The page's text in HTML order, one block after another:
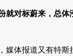
对标蔚来，总体
体报道又有特斯